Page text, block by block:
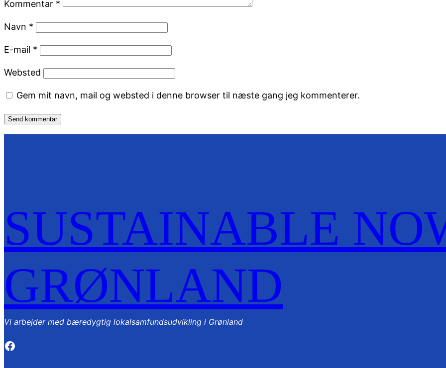
Kommentar *
Navn *
E-mail *
Websted
Gem mit navn, mail og websted i denne browser til næste gang jeg kommenterer.
SUSTAINABLE
GRØNLAND
Vi arbejder med bæredygtig lokalsamfundsudvikling i Grønland
https://www.facebook.com/susnowtasiilaq